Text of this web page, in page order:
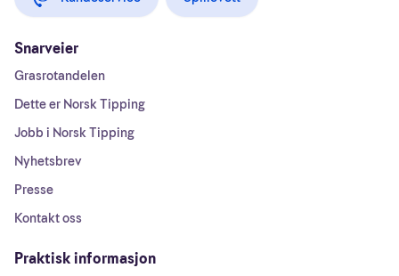
Snarveier
Grasrotandelen
Dette er Norsk Tipping
Jobb i Norsk Tipping
Nyhetsbrev
Presse
Kontakt oss
Praktisk informasjon